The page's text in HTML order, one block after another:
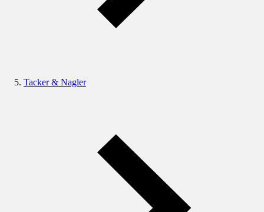
Tacker & Nagler